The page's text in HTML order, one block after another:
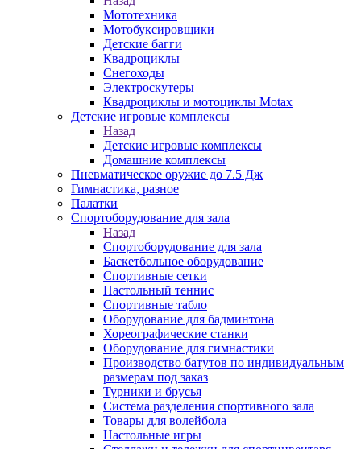
Мототехника
Мотобуксировщики
Детские багги
Квадроциклы
Снегоходы
Электроскутеры
Квадроциклы и мотоциклы Motax
Детские игровые комплексы
Назад
Детские игровые комплексы
Домашние комплексы
Пневматическое оружие до 7.5 Дж
Гимнастика, разное
Палатки
Спортоборудование для зала
Назад
Спортоборудование для зала
Баскетбольное оборудование
Спортивные сетки
Настольный теннис
Спортивные табло
Оборудование для бадминтона
Хореографические станки
Оборудование для гимнастики
Производство батутов по индивидуальным
размерам под заказ
Турники и брусья
Система разделения спортивного зала
Товары для волейбола
Настольные игры